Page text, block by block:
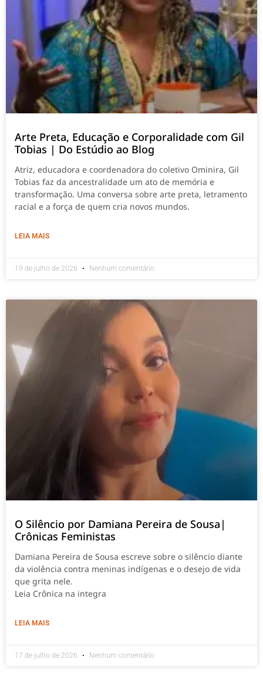
Arte Preta, Educação e Corporalidade com Gil
Tobias | Do Estúdio ao Blog
Atriz, educadora e coordenadora do coletivo Ominira, Gil
Tobias faz da ancestralidade um ato de memória e
transformação. Uma conversa sobre arte preta, letramento
racial e a força de quem cria novos mundos.
LEIA MAIS
19 de julho de 2026 Nenhum comentário
O Silêncio por Damiana Pereira de Sousa|
Crônicas Feministas
Damiana Pereira de Sousa escreve sobre o silêncio diante
da violência contra meninas indígenas e o desejo de vida
que grita nele.
Leia Crônica na integra
LEIA MAIS
17 de julho de 2026 Nenhum comentário